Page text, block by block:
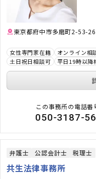
東京都府中市多磨町2-53-26
女性専門家在籍 オンライン相
土日祝日相談可
平日19時以降
この事務所の電話番
050-3187-
弁護士 公認会計士 税理士
共生法律事務所